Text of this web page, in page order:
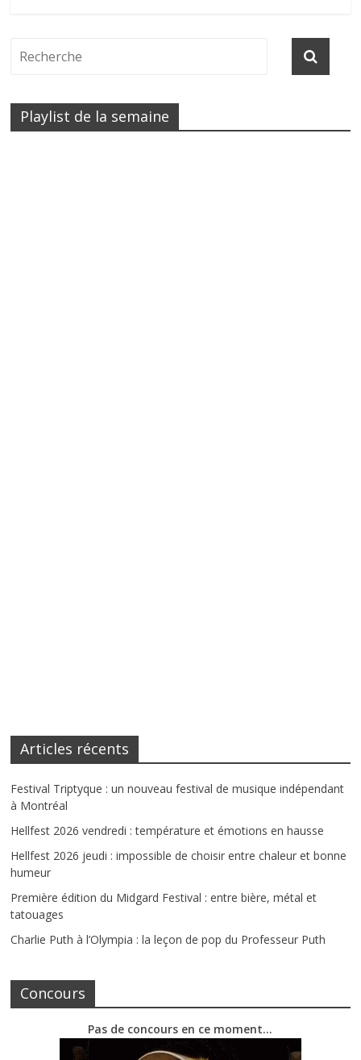
Playlist de la semaine
Articles récents
Festival Triptyque : un nouveau festival de musique indépendant
à Montréal
Hellfest 2026 vendredi : température et émotions en hausse
Hellfest 2026 jeudi : impossible de choisir entre chaleur et bonne
humeur
Première édition du Midgard Festival : entre bière, métal et
tatouages
Charlie Puth à l’Olympia : la leçon de pop du Professeur Puth
Concours
Pas de concours en ce moment…